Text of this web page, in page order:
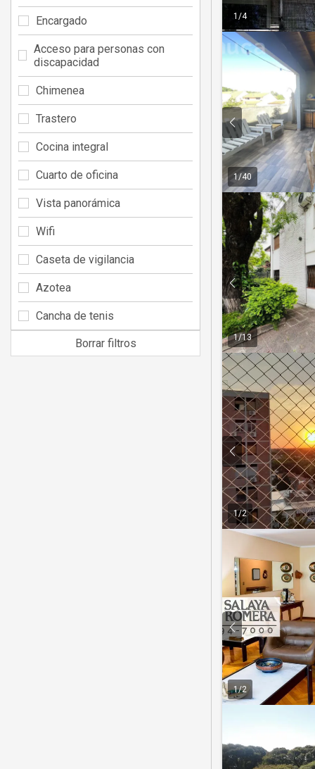
1 /4
1/40
1/13
1/2
1/2
Encargado
Acceso para personas con
discapacidad
Chimenea
Trastero
Cocina integral
Cuarto de oficina
Vista panorámica
Wifi
Caseta de vigilancia
Azotea
Cancha de tenis
Borrar filtros